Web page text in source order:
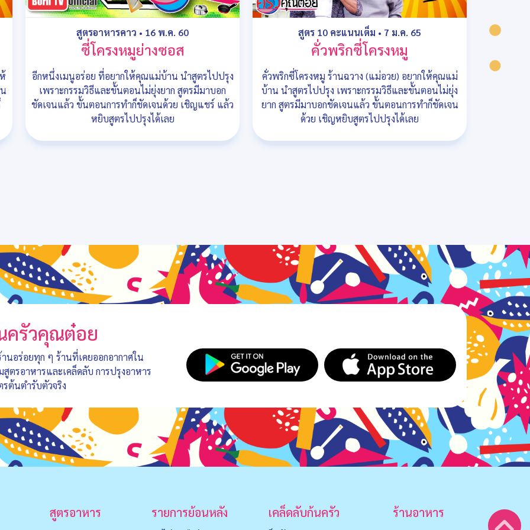
สูตรอาหารคาว • 16 พ.ค. 60
ซี่โครงหมูย่างซอส
อีกหนึ่งเมนูอร่อย ที่อยากให้คุณแม่บ้าน นำสูตรไปปรุง
เพราะกรรมวิธีและขั้นตอนไม่ยุ่งยาก สูตรมีมาบอก
ชัดเจนแล้ว ขั้นตอนการทำก็ชัดเจนด้วย เชิญแชร์ แล้ว
หยิบสูตรไปปรุงได้เลย
สูตร 10 คะแนนเต็ม • 7 ม.ค. 65
คั่วพริกซี่โครงหมู
คั่วพริกซี่โครงหมู ร้านฉวาง (แม่อวย) อยากให้คุณแม่
บ้าน นำสูตรไปปรุง เพราะกรรมวิธีและขั้นตอนไม่ยุ่ง
ยาก สูตรมีมาบอกชัดเจนแล้ว ขั้นตอนการทำก็ชัดเจน
ด้วย เชิญหยิบสูตรไปปรุงได้เลย
ครัวคุณต๋อย
านอร่อยทุก ๆ ร้านที่เคยออกอากาศใน
ตรอาหารและเคล็ดลับ การปรุงอาหาร
รต้นตำรับตัวจริง
สูตรอาหาร รายการย้อนหลัง เคล็ดลับก้นครัว
ร้านอาหาร